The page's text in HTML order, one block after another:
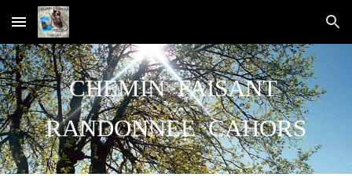
Skip to main content Skip to navigation
CHEMIN FAISANT
RANDONNEE CAHORS